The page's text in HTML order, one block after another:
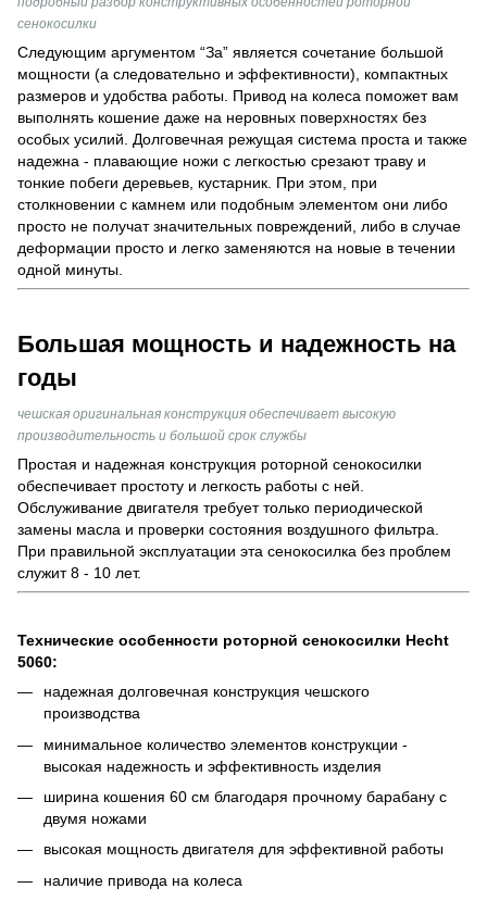
сенокосилки
Следующим аргументом “За” является сочетание большой
мощности (а следовательно и эффективности), компактных
размеров и удобства работы. Привод на колеса поможет вам
выполнять кошение даже на неровных поверхностях без
особых усилий. Долговечная режущая система проста и также
надежна - плавающие ножи с легкостью срезают траву и
тонкие побеги деревьев, кустарник. При этом, при
столкновении с камнем или подобным элементом они либо
просто не получат значительных повреждений, либо в случае
деформации просто и легко заменяются на новые в течении
одной минуты.
Большая мощность и надежность на
годы
чешская оригинальная конструкция обеспечивает высокую
производительность и большой срок службы
Простая и надежная конструкция роторной сенокосилки
обеспечивает простоту и легкость работы с ней.
Обслуживание двигателя требует только периодической
замены масла и проверки состояния воздушного фильтра.
При правильной эксплуатации эта сенокосилка без проблем
служит 8 - 10 лет.
Технические особенности роторной сенокосилки Hecht
5060:
надежная долговечная конструкция чешского
производства
минимальное количество элементов конструкции -
высокая надежность и эффективность изделия
ширина кошения 60 см благодаря прочному барабану с
двумя ножами
высокая мощность двигателя для эффективной работы
наличие привода на колеса